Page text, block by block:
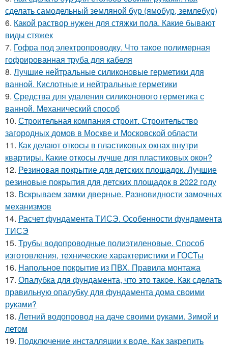
сделать самодельный земляной бур (ямобур, землебур)
6. Какой раствор нужен для стяжки пола. Какие бывают
виды стяжек
7. Гофра под электропроводку. Что такое полимерная
гофрированная труба для кабеля
8. Лучшие нейтральные силиконовые герметики для
ванной. Кислотные и нейтральные герметики
9. Средства для удаления силиконового герметика с
ванной. Механический способ
10. Строительная компания строит. Строительство
загородных домов в Москве и Московской области
11. Как делают откосы в пластиковых окнах внутри
квартиры. Какие откосы лучше для пластиковых окон?
12. Резиновая покрытие для детских площадок. Лучшие
резиновые покрытия для детских площадок в 2022 году
13. Вскрываем замки дверные. Разновидности замочных
механизмов
14. Расчет фундамента ТИСЭ. Особенности фундамента
ТИСЭ
15. Трубы водопроводные полиэтиленовые. Способ
изготовления, технические характеристики и ГОСТы
16. Напольное покрытие из ПВХ. Правила монтажа
17. Опалубка для фундамента, что это такое. Как сделать
правильную опалубку для фундамента дома своими
руками?
18. Летний водопровод на даче своими руками. Зимой и
летом
19. Подключение инсталляции к воде. Как закрепить